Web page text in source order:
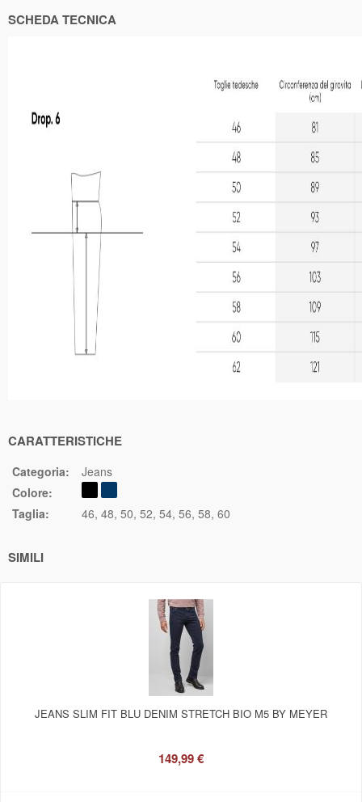
SCHEDA TECNICA
CARATTERISTICHE
Categoria:
Jeans
Colore:
Taglia:
46 48 50 52 54 56 58 60
SIMILI
JEANS SLIM FIT BLU DENIM STRETCH BIO M5 BY MEYER
149,99 €